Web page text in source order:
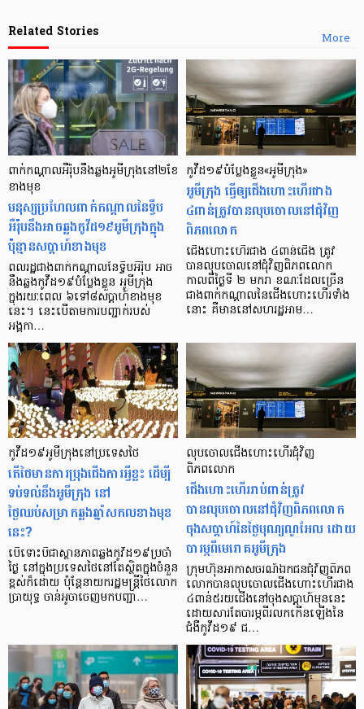
More
Related Stories
ពាក់កណ្តាលអឺរ៉ុបនឹងឆ្លងអូមីក្រុងនៅ២ខែ
ខាងមុខ
មនុស្សប្រហែលពាក់កណ្តាលនៃទ្វីប
អឺរ៉ុបនឹងអាចឆ្លងកូវីដ១៩អូមីក្រុងក្នុង
ប៉ុន្មានសប្តាហ៍ខាងមុខ
ពលរដ្ឋជាងពាក់កណ្តាលនៃទ្វីបអឺរ៉ុប អាច
នឹងឆ្លងកូវីដ១៩បំប្លែងខ្លួន អូមីក្រុង
ក្នុងរយៈពេល ៦ទៅ៨សប្តាហ៍ខាងមុខ
នេះ។ នេះបើតាមការបញ្ជាក់របស់
អង្គកា…
កូវីដ១៩បំប្លែងខ្លួន«អូមីក្រុង»
អូមីក្រុង ធ្វើឲ្យជើងហោះហើរជាង
៤ពាន់ត្រូវបានលុបចោលនៅជុំវិញ
ពិភពលោក
ជើងហោះហើរជាង ៤ពាន់ជើង ត្រូវ
បានលុបចោលនៅជុំវិញពិភពលោក
កាលពីថ្ងៃទី ២ មករា ខណៈដែលច្រើន
ជាងពាក់កណ្តាលនៃជើងហោះហើរទាំង
នោះ គឺមាននៅសហរដ្ឋអាម…
កូវីដ១៩អូមីក្រុងនៅប្រទេសថៃ
តើថៃមានការប្រុងជើងការអ្វីខ្លះ ដើម្បី
ទប់ទល់នឹងអូមីក្រុង នៅ
ថ្ងៃឈប់សម្រាកឆ្លងឆ្នាំសកលខាងមុខ
នេះ?
បើទោះបីជាស្ថានភាពឆ្លងកូវីដ១៩ប្រចាំ
ថ្ងៃ នៅក្នុងប្រទេសថៃនៅតែស្ថិតក្នុងចំនួន
ខ្ពស់ក៏ដោយ ប៉ុន្ដែនាយករដ្ឋមន្ត្រីថៃលោក
ប្រាយុទ្ធ ចាន់អូចាចេញមកបញ្ជា…
លុបចោលជើងហោះហើរជុំវិញ
ពិភពលោក
ជើងហោះហើររាប់ពាន់ត្រូវ
បានលុបចោលនៅជុំវិញពិភពលោក
ចុងសប្ដាហ៍នៃថ្ងៃបុណ្យណូអែល ដោយ
បារម្ភពីមេរោគអូមីក្រុង
ក្រុមហ៊ុនអាកាសចរណ៍ឯកជនជុំវិញពិភព
លោកបានលុបចោលជើងហោះហើរជាង
៤ពាន់៥រយជើងនៅចុងសប្តាហ៍មុននេះ
ដោយសារតែបារម្ភពីរលកកើនឡើងនៃ
ជំងឺកូវីដ១៩ ជ…